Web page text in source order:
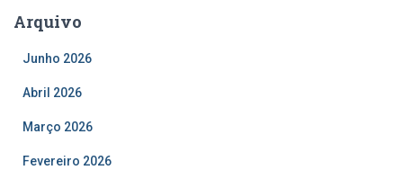
Arquivo
Junho 2026
Abril 2026
Março 2026
Fevereiro 2026